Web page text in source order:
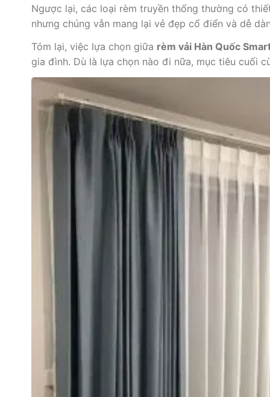
Ngược lại, các loại rèm truyền thống thường có
nhưng chúng vẫn mang lại vẻ đẹp cổ điển và dễ
Tóm lại, việc lựa chọn giữa rèm vải Hàn Quốc
gia đình. Dù là lựa chọn nào đi nữa, mục tiêu cuối